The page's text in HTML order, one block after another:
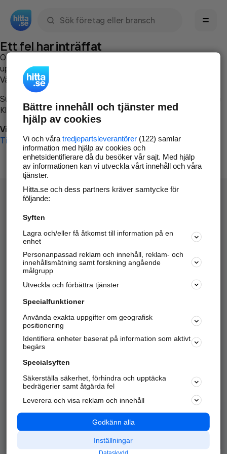
Ett fel har inträffat
Om du vill kan du
uppstod så att vi lättare och snabbare kan avhjälpa det.
Vänligen försök med följande:
Surfa till
Klicka påTillbaka-knappen i webbläsaren och försök igen
Vi beklagar besväret!
Till startsidan
Hitta.se - Gratis nummerupplysning.
Sök företag, personer och platser.
Hitta telefonnummer, adresser, företagsinfo mm.
Marknadsför företaget
Kom igång och annonsera mot
samarbetspartners nära dig.
Alla kategorier
Populära sökningar
API & Kartor
Annonsera
Integritet
Nödnummer
Bättre innehåll och tjänster med
hjälp av cookies
Vi och våra tredjepartsleverantörer(122) samlar
information med hjälp av cookies och
enhetsidentifierare då du besöker vår sajt. Med hjälp
av informationen kan vi utveckla vårt innehåll och våra
tjänster.
Hitta.se och dess partners kräver samtycke för
följande:
Syften
Lagra och/eller få åtkomst till information på en
enhet
Personanpassad reklam och innehåll, reklam- och
innehållsmätning samt forskning angående
målgrupp
Utveckla och förbättra tjänster
Specialfunktioner
Använda exakta uppgifter om geografisk
positionering
Identifiera enheter baserat på information som aktivt
begärs
Specialsyften
Säkerställa säkerhet, förhindra och upptäcka
bedrägerier samt åtgärda fel
Leverera och visa reklam och innehåll
Godkänn alla
Inställningar
Dataskydd